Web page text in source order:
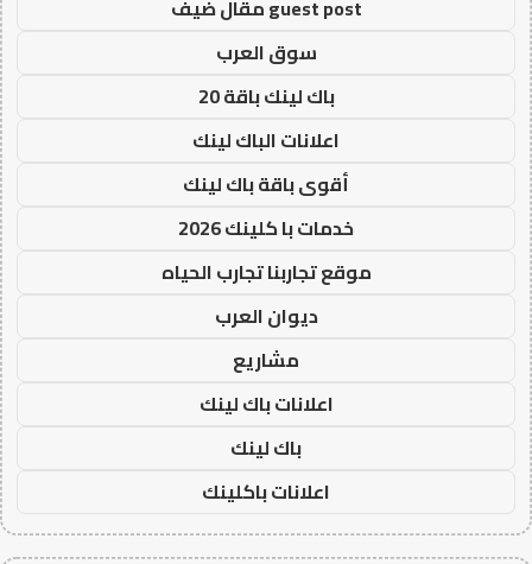
guest post مقال ضيف
سوق العرب
باك لينك باقة 20
اعلانات الباك لينك
أقوى باقة باك لينك
خدمات با كلينك 2026
موقع تجاربنا تجارب الحياه
ديوان العرب
مشاريع
اعلانات باك لينك
باك لينك
اعلانات باكلينك